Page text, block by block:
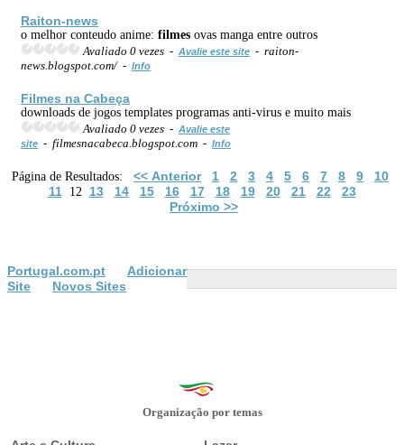
Raiton-news
o melhor conteudo anime: filmes ovas manga entre outros
Avaliado 0 vezes - Avalie este site - raiton-
news.blogspot.com/ - Info
Filmes na Cabeça
downloads de jogos templates programas anti-virus e muito mais
Avaliado 0 vezes - Avalie este
site - filmesnacabeca.blogspot.com - Info
Página de Resultados: << Anterior 1 2 3 4 5 6 7 8 9
10
1112 13 14 15 16 17 18 19 20 21 22
23
Próximo >>
Portugal.com.pt
Adicionar
Site
Novos Sites
Organização por temas